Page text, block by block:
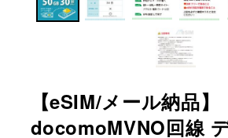
【eSIM/メール納品】
docomoMVNO回線